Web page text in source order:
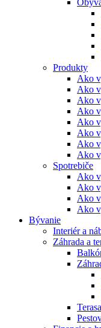
Produkty
Ako
Ako
Ako
Ako
Ako
Ako
Ako
Ako
Spotrebiče
Ako
Ako
Ako
Ako
Bývanie
Interiér a
Záhrada a
Terasa